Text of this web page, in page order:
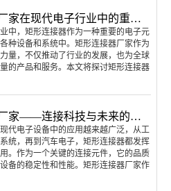
矩形连接器厂家在现代电子行业中的重要角色
中，矩形连接器作为一种重要的电子元
种设备和系统中。矩形连接器厂家作为
量，不仅推动了行业的发展，也为全球
的产品和服务。本文将探讨矩形连接器
矩形连接器厂家——连接科技与未来的桥梁
代电子设备中的应用越来越广泛，从工
统，再到汽车电子，矩形连接器都发挥
。作为一个关键的连接元件，它的品质
备的稳定性和性能。矩形连接器厂家作